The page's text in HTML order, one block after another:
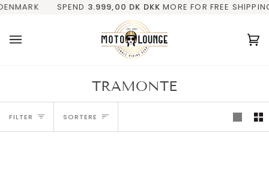
Gå SPEND 3.999,00 DKDKKMORE FOR FREE SHIPPING IN
✓ KVINDELIG EJER ✓ FRA FYN (DK) ✓
TRAMONTE
FILTER Sortere
SORTERE